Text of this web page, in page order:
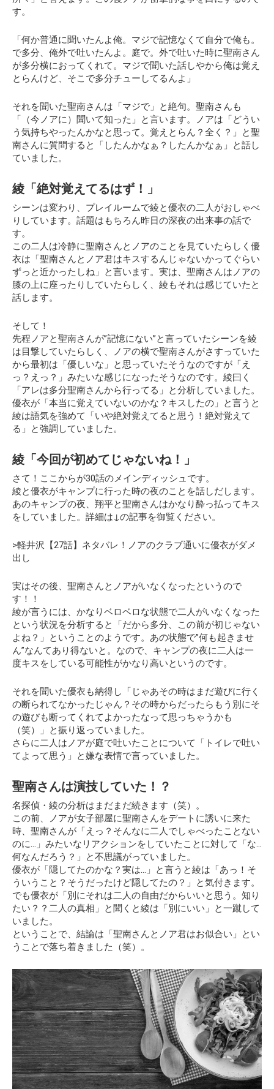
す。
「何か普通に聞いたんよ俺。マジで記憶なくて自分で俺も。
で多分、俺外で吐いたんよ。庭で。外で吐いた時に聖南さん
が多分横におってくれて。マジで聞いた話しやから俺は覚え
とらんけど、そこで多分チューしてるんよ」
それを聞いた聖南さんは「マジで」と絶句。聖南さんも
「（今ノアに）聞いて知った」と言います。ノアは「どうい
う気持ちやったんかなと思って。覚えとらん？全く？」と聖
南さんに質問すると「したんかなぁ？したんかなぁ」と話し
ていました。
綾「絶対覚えてるはず！」
シーンは変わり、プレイルームで綾と優衣の二人がおしゃべ
りしています。話題はもちろん昨日の深夜の出来事の話で
す。
この二人は冷静に聖南さんとノアのことを見ていたらしく優
衣は 「聖南さんとノア君はキスするんじゃないかってぐらい
ずっと近かったしね」
と言います。実は、聖南さんはノアの
膝の上に座ったりしていたらしく、綾もそれは感じていたと
話します。
そして！
先程ノアと聖南さんが”記憶にない”と言っていたシーンを綾
は目撃していたらしく、ノアの横で聖南さんがさすっていた
から最初は「優しいな」と思っていたそうなのですが「え
っ？えっ？」みたいな感じになったそうなのです。綾曰く
「アレは多分聖南さんから行ってる」と分析していました。
優衣が「本当に覚えていないのかな？キスしたの」と言うと
綾は語気を強めて
「いや絶対覚えてると思う！絶対覚えて
る」
と強調していました。
綾「今回が初めてじゃないね！」
さて！ここからが30話のメインディッシュです。
綾と優衣がキャンプに行った時の夜のことを話しだします。
あのキャンプの夜、翔平と聖南さんはかなり酔っ払ってキス
をしていました。詳細は↓の記事を御覧ください。
>軽井沢【27話】ネタバレ！ノアのクラブ通いに優衣がダメ
出し
実はその後、聖南さんとノアがいなくなったというので
す！！
綾が言うには、かなりベロベロな状態で二人がいなくなった
という状況を分析すると「だから多分、この前が初じゃない
よね？」ということのようです。あの状態で”何も起きませ
ん”なんてあり得ないと。なので、キャンプの夜に二人は一
度キスをしている可能性がかなり高いというのです。
それを聞いた優衣も納得し「じゃあその時はまだ遊びに行く
の断られてなかったじゃん？その時からだったらもう別にそ
の遊びも断ってくれてよかったなって思っちゃうかも
（笑）」と振り返っていました。
さらに二人はノアが庭で吐いたことについて「トイレで吐い
てよって思う」と嫌な表情で言っていました。
聖南さんは演技していた！？
名探偵・綾の分析はまだまだ続きます（笑）。
この前、ノアが女子部屋に聖南さんをデートに誘いに来た
時、聖南さんが「えっ？そんなに二人でしゃべったことない
のに…」みたいなリアクションをしていたことに対して
「な…
何なんだろう？」
と不思議がっていました。
優衣が「隠してたのかな？実は…」と言うと綾は「あっ！そ
ういうこと？そうだったけど隠してたの？」と気付きます。
でも優衣が「別にそれは二人の自由だからいいと思う。知り
たい？？二人の真相」と聞くと綾は「別にいい」と一蹴して
いました。
ということで、結論は「聖南さんとノア君はお似合い」とい
うことで落ち着きました（笑）。